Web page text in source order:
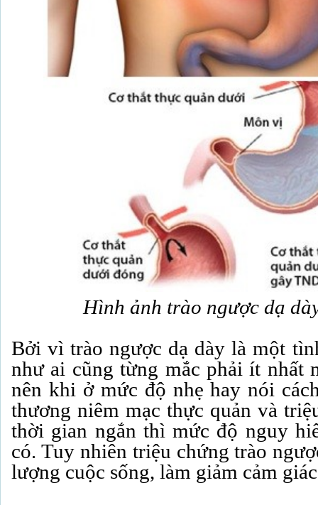
Hình ảnh trào ngược dạ
Bởi vì trào ngược dạ dày là một
như ai cũng từng mắc phải ít nhất
nên khi ở mức độ nhẹ hay nói
thương niêm mạc thực quản và
thời gian ngắn thì mức độ nguy
có. Tuy nhiên triệu chứng trào
lượng cuộc sống, làm giảm cảm